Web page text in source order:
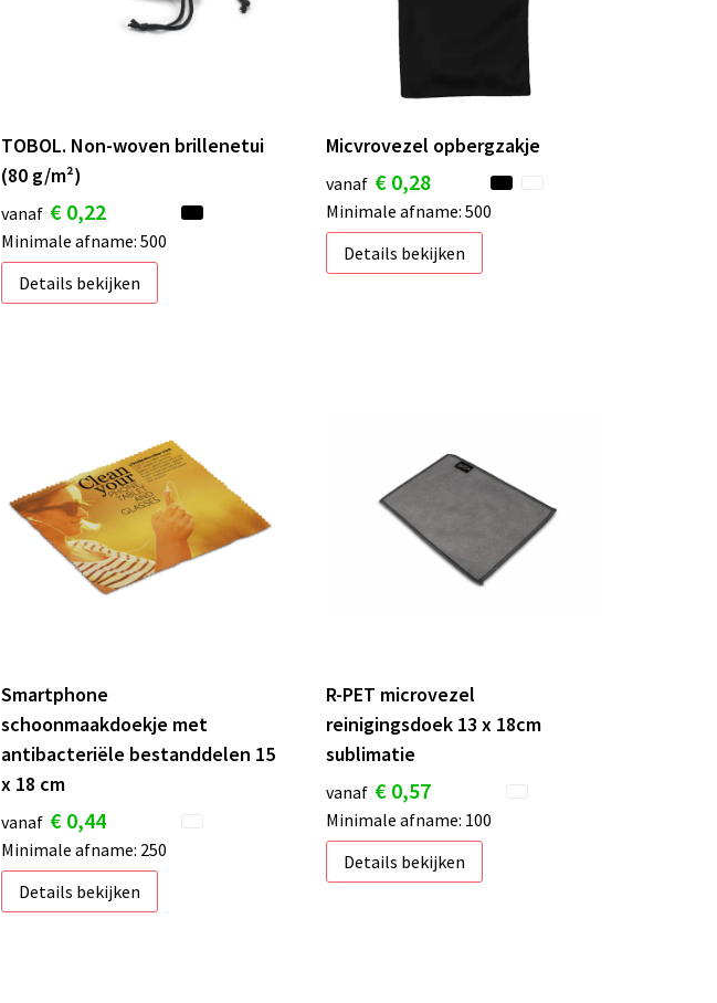
TOBOL. Non-woven brillenetui
(80 g/m²)
vanaf € 0,22
Minimale afname: 500
Details bekijken
Micvrovezel opbergzakje
vanaf € 0,28
Minimale afname: 500
Details bekijken
Smartphone
schoonmaakdoekje met
antibacteriële bestanddelen 15
x 18 cm
vanaf € 0,44
Minimale afname: 250
Details bekijken
R-PET microvezel
reinigingsdoek 13 x 18cm
sublimatie
vanaf € 0,57
Minimale afname: 100
Details bekijken